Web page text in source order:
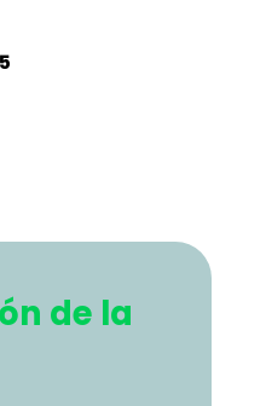
de la